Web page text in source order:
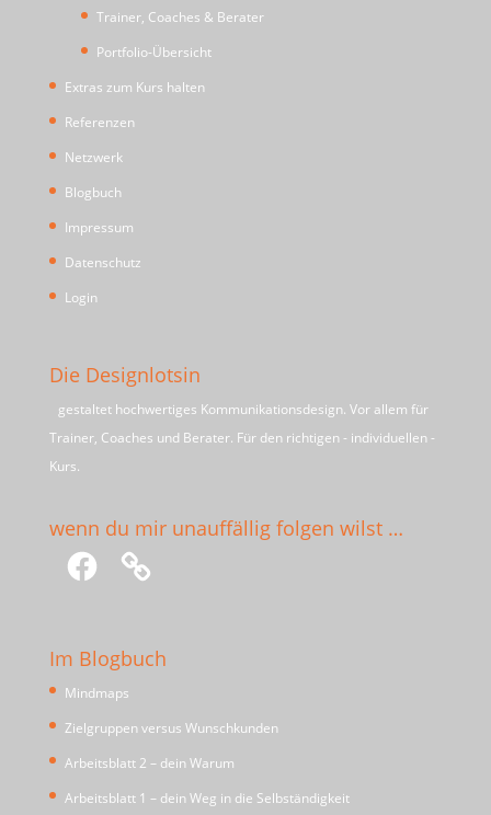
Trainer, Coaches & Berater
Portfolio-Übersicht
Extras zum Kurs halten
Referenzen
Netzwerk
Blogbuch
Impressum
Datenschutz
Login
Die Designlotsin
gestaltet hochwertiges Kommunikationsdesign. Vor allem für
Trainer, Coaches und Berater. Für den richtigen - individuellen -
Kurs.
wenn du mir unauffällig folgen wilst …
Facebook
Im Blogbuch
Mindmaps
Zielgruppen versus Wunschkunden
Arbeitsblatt 2 – dein Warum
Arbeitsblatt 1 – dein Weg in die Selbständigkeit